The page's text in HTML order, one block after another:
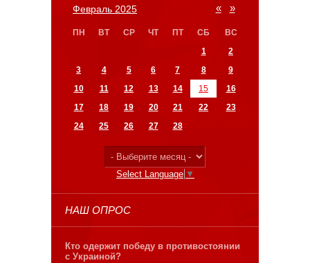
«
Февраль 2025 »
ПН ВТ СР ЧТ ПТ СБ
ВС
1
2
3
4 5 6 7 8
9
10
11 12 13 14 15
16
17
18 19 20 21 22
23
24
25 26 27 28
Select Language ▼
НАШ ОПРОС
Кто одержит победу в противостоянии
с Украиной?